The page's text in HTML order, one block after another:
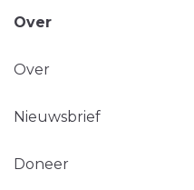
Over
Over
Nieuwsbrief
Doneer